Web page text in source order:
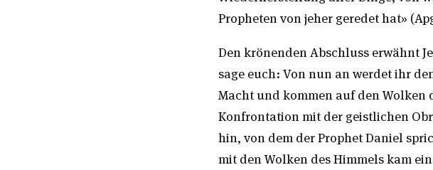
Propheten von jeher geredet hat»
Den krönenden Abschluss erwähnt
sage euch: Von nun an werdet ihr
Macht und kommen auf den Wolken
Konfrontation mit der geistlichen
hin, von dem der Prophet Daniel
mit den Wolken des Himmels kam